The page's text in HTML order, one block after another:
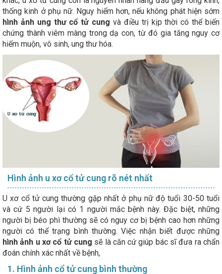
thống kinh ở phụ nữ. Nguy hiểm hơn, nếu không phát hiện sớm
hình ảnh ung thư cổ tử cung và điều trị kịp thời có thể biến
chứng thành viêm màng trong dạ con, từ đó gia tăng nguy cơ
hiếm muộn, vô sinh, ung thư hóa.
Hình ảnh u xơ cổ tử cung rõ nét nhất
U xơ cổ tử cung thường gặp nhất ở phụ nữ độ tuổi 30-50 tuổi
và cứ 5 người lại có 1 người mắc bệnh này. Đặc biệt, những
người bị béo phì thường sẽ có nguy cơ bị bệnh cao hơn những
người có thể trạng bình thường. Việc nhận biết được những
hình ảnh u xơ cổ tử cung sẽ là căn cứ giúp bác sĩ đưa ra chẩn
đoán chính xác nhất về bệnh,
1. Hình ảnh cổ tử cung bình thường